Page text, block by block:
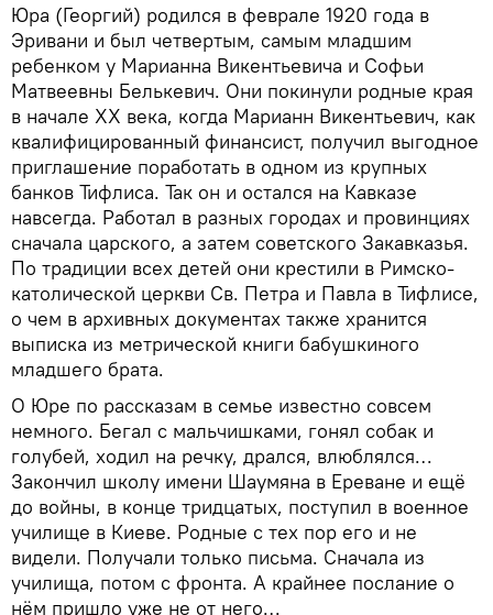
Юра (Георгий) родился в феврале 1920 года в
Эривани и был четвертым, самым младшим
ребенком у Марианна Викентьевича и Софьи
Матвеевны Белькевич. Они покинули родные края
в начале ХХ века, когда Марианн Викентьевич, как
квалифицированный финансист, получил выгодное
приглашение поработать в одном из крупных
банков Тифлиса. Так он и остался на Кавказе
навсегда. Работал в разных городах и провинциях
сначала царского, а затем советского Закавказья.
По традиции всех детей они крестили в Римско-
католической церкви Св. Петра и Павла в Тифлисе,
о чем в архивных документах также хранится
выписка из метрической книги бабушкиного
младшего брата.
О Юре по рассказам в семье известно совсем
немного. Бегал с мальчишками, гонял собак и
голубей, ходил на речку, дрался, влюблялся…
Закончил школу имени Шаумяна в Ереване и ещё
до войны, в конце тридцатых, поступил в военное
училище в Киеве. Родные с тех пор его и не
видели. Получали только письма. Сначала из
училища, потом с фронта. А крайнее послание о
нём пришло уже не от него…